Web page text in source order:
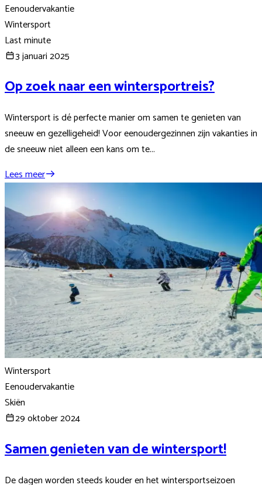
Eenoudervakantie
Wintersport
Last minute
3 januari 2025
Op zoek naar een wintersportreis?
Wintersport is dé perfecte manier om samen te genieten van
sneeuw en gezelligeheid! Voor eenoudergezinnen zijn vakanties in
de sneeuw niet alleen een kans om te...
Lees meer
Wintersport
Eenoudervakantie
Skiën
29 oktober 2024
Samen genieten van de wintersport!
De dagen worden steeds kouder en het wintersportseizoen